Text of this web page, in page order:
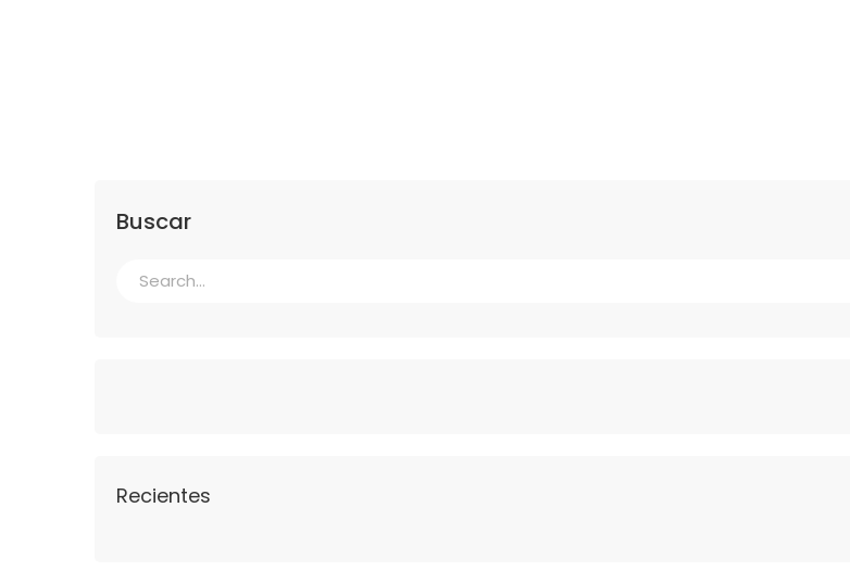
Buscar
Recientes